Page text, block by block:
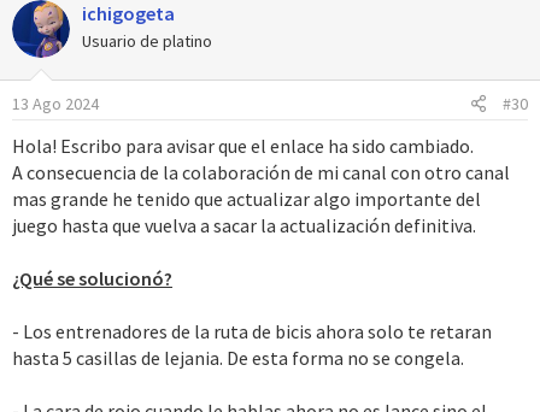
ichigogeta
Usuario de platino
13 Ago 2024 #30
Hola! Escribo para avisar que el enlace ha sido cambiado.
A consecuencia de la colaboración de mi canal con otro canal
mas grande he tenido que actualizar algo importante del
juego hasta que vuelva a sacar la actualización definitiva.
¿Qué se solucionó?
- Los entrenadores de la ruta de bicis ahora solo te retaran
hasta 5 casillas de lejania. De esta forma no se congela.